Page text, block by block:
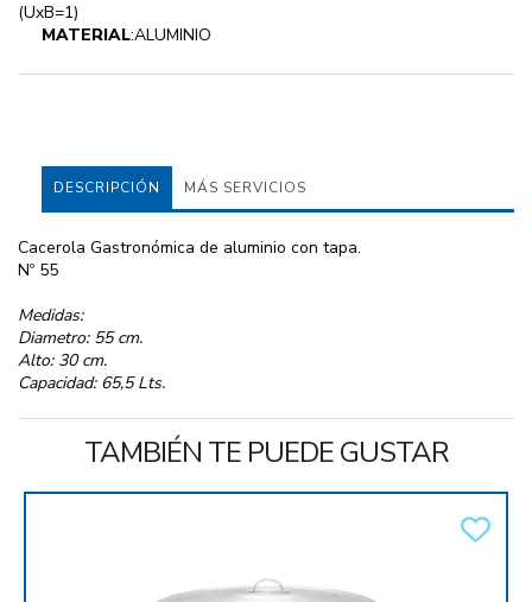
(UxB=1)
MATERIAL:ALUMINIO
DESCRIPCIÓN MÁS SERVICIOS
Cacerola Gastronómica de aluminio con tapa.
Nº 55
Medidas:
Diametro: 55 cm.
Alto: 30 cm.
Capacidad: 65,5 Lts.
TAMBIÉN TE PUEDE GUSTAR